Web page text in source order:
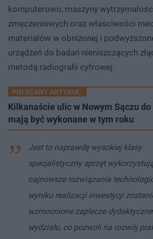
komputerowo, maszyny
zmęczeniowych oraz właściwości
materiałów w obniżonej i
urządzeń do badań nieniszczących
metodą radiografii cyfrowej.
POLECANY ARTYKUŁ:
Kilkanaście ulic w Nowym Sączu
mają być wykonane w tym roku
Jest to naprawdę wysokiej klasy
specjalistyczny sprzęt
najnowsze rozwiązania
wyniku realizacji inwestycji
wzmocnione zaplecze
wydziału, co pozwoli na rozwój